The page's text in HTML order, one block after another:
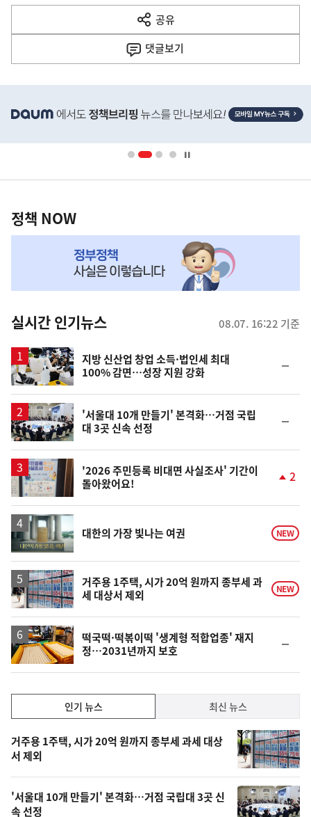
다
음
공유
열
기
댓글보기
단
영
책
NOW,
뉴
스
정책 NOW
실시간 인기뉴스 08.07. 16:22 기준
지방 신산업 창업 소득·법인세 최대
100% 감면…성장 지원 강화
일
'서울대 10개 만들기' 본격화…거점 국립
대 3곳 신속 선정
일
'2026 주민등록 비대면 사실조사' 기간이
돌아왔어요!
상
승
2
영
상
대한의 가장 빛나는 여권 NEW
거주용 1주택, 시가 20억 원까지 종부세 과
세 대상서 제외
NEW
떡국떡·떡볶이떡 '생계형 적합업종' 재지
정…2031년까지 보호
일
기,
최
신,
오
늘
인기 뉴스 최신 뉴스
기
뉴
스
거주용 1주택, 시가 20억 원까지 종부세 과세 대상
서 제외
'서울대 10개 만들기' 본격화…거점 국립대 3곳 신
속 선정